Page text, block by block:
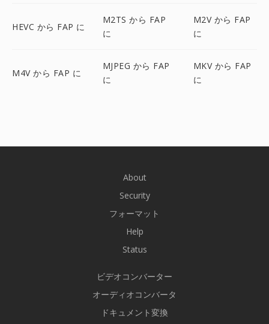
HEVC から FAP に
M2TS から FAP
に
M2V から FAP
に
M4V から FAP に
MJPEG から FAP
に
MKV から FAP
に
About
Security
フォーマット
Help
Status
ビデオコンバーター
オーディオコンバータ
ドキュメント変換